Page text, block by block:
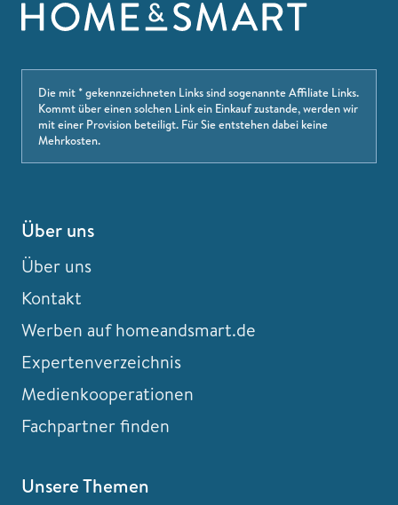
Die mit * gekennzeichneten Links sind sogenannte Affiliate Links.
Kommt über einen solchen Link ein Einkauf zustande, werden wir
mit einer Provision beteiligt. Für Sie entstehen dabei keine
Mehrkosten.
Über uns
Über uns
Kontakt
Werben auf homeandsmart.de
Expertenverzeichnis
Medienkooperationen
Fachpartner finden
Unsere Themen